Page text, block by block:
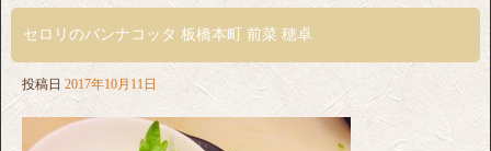
セロリのパンナコッタ 板橋本町 前菜 穂卓
投稿日 2017年10月11日